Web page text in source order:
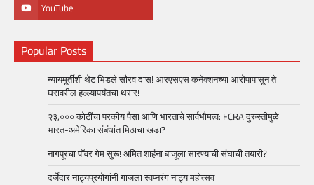
YouTube
Popular Posts
न्यायमूर्तींशी थेट भिडले सौरव दास! आरएसएस कनेक्शनच्या आरोपापासून ते
घरावरील हल्ल्यापर्यंतचा थरार!
२३,००० कोटींचा परकीय पैसा आणि भारताचे सार्वभौमत्व: FCRA दुरुस्तीमुळे
भारत-अमेरिका संबंधांत मिठाचा खडा?
नागपूरचा पॉवर गेम सुरू! अमित शाहंना बाजूला सारण्याची संघाची तयारी?
दर्जेदार नाट्यप्रयोगांनी गाजला स्वप्नरंग नाट्य महोत्सव